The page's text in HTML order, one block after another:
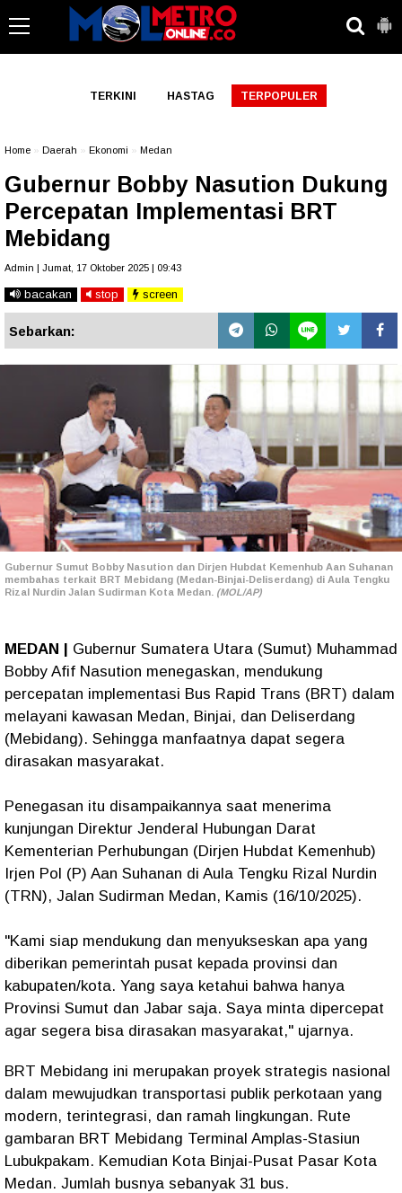
TERKINI HASTAG TERPOPULER
Home Daerah Ekonomi Medan
Gubernur Bobby Nasution Dukung
Percepatan Implementasi BRT
Mebidang
Admin | Jumat, 17 Oktober 2025 | 09:43
bacakan stop screen
Sebarkan:
Gubernur Sumut Bobby Nasution dan Dirjen Hubdat Kemenhub Aan Suhanan
membahas terkait BRT Mebidang (Medan-Binjai-Deliserdang) di Aula Tengku
Rizal Nurdin Jalan Sudirman Kota Medan. (MOL/AP)
MEDAN | Gubernur Sumatera Utara (Sumut) Muhammad
Bobby Afif Nasution menegaskan, mendukung
percepatan implementasi Bus Rapid Trans (BRT) dalam
melayani kawasan Medan, Binjai, dan Deliserdang
(Mebidang). Sehingga manfaatnya dapat segera
dirasakan masyarakat.
Penegasan itu disampaikannya saat menerima
kunjungan Direktur Jenderal Hubungan Darat
Kementerian Perhubungan (Dirjen Hubdat Kemenhub)
Irjen Pol (P) Aan Suhanan di Aula Tengku Rizal Nurdin
(TRN), Jalan Sudirman Medan, Kamis (16/10/2025).
"Kami siap mendukung dan menyukseskan apa yang
diberikan pemerintah pusat kepada provinsi dan
kabupaten/kota. Yang saya ketahui bahwa hanya
Provinsi Sumut dan Jabar saja. Saya minta dipercepat
agar segera bisa dirasakan masyarakat," ujarnya.
BRT Mebidang ini merupakan proyek strategis nasional
dalam mewujudkan transportasi publik perkotaan yang
modern, terintegrasi, dan ramah lingkungan. Rute
gambaran BRT Mebidang Terminal Amplas-Stasiun
Lubukpakam. Kemudian Kota Binjai-Pusat Pasar Kota
Medan. Jumlah busnya sebanyak 31 bus.